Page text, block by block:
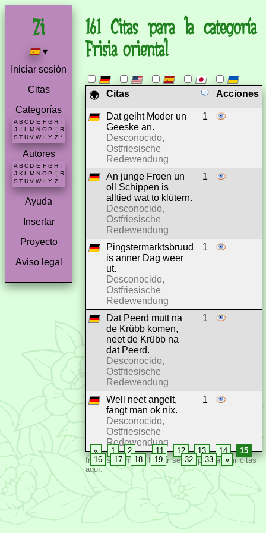
▾
Iniciar sesión
Citas
Categorías
A B C D E F G H I
J K L M N O P Q R
S T U V W X Y Z *
Autores
A B C D E F G H
J K L M N O P Q R
S T U V W X Y Z *
Ayuda
Insertar
Proyecto
Aviso legal
161 Citas para la categoría
Frisia oriental
🌍 Citas Acciones
Dat geiht Moder un
Geeske an.
Desconocido,
Ostfriesische
Redewendung
1
An junge Froen un
oll Schippen is
alltied wat to klütern.
Desconocido,
Ostfriesische
Redewendung
1
Pingstermarktsbruud
is anner Dag weer
ut.
Desconocido,
Ostfriesische
Redewendung
1
Dat Peerd mutt na
de Krübb komen,
neet de Krübb na
dat Peerd.
Desconocido,
Ostfriesische
Redewendung
1
Well neet angelt,
fangt man ok nix.
Desconocido,
Ostfriesische
Redewendung
1
« 1 2 … 11 12 13 14
15
16
17 18 19 … 32 33 »
Inicia sesión conIniciar sesión para añadir citas
aquí.